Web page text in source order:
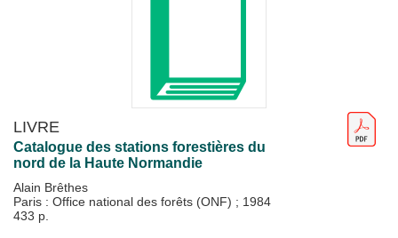
LIVRE
Catalogue des stations forestières du
nord de la Haute Normandie
Alain Brêthes
Paris : Office national des forêts (ONF) ; 1984
433 p.